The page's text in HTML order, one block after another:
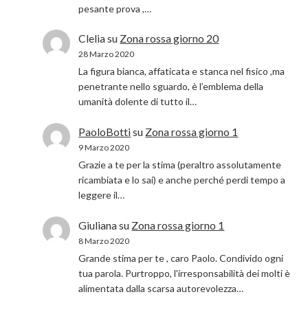
pesante prova ,…
Cleliasu Zona rossa giorno 20
28 Marzo 2020
La figura bianca, affaticata e stanca nel fisico ,ma
penetrante nello sguardo, è l’emblema della
umanità dolente di tutto il…
PaoloBottisu Zona rossa giorno 1
9 Marzo 2020
Grazie a te per la stima (peraltro assolutamente
ricambiata e lo sai) e anche perché perdi tempo a
leggere il…
Giulianasu Zona rossa giorno 1
8 Marzo 2020
Grande stima per te , caro Paolo. Condivido ogni
tua parola. Purtroppo, l'irresponsabilità dei molti è
alimentata dalla scarsa autorevolezza…